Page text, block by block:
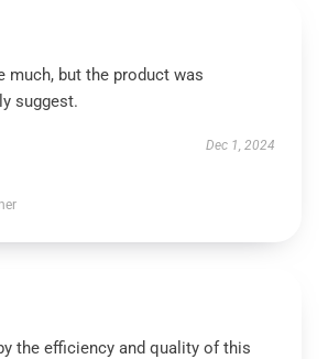
much, but the product was
suggest.
Dec 1, 2024
the efficiency and quality of this